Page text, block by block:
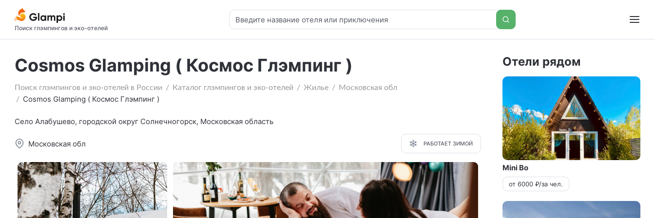
Поиск глэмпингов и эко-отелей
Cosmos Glamping ( Космос Глэмпинг )
Поиск глэмпингов и эко-отелей в России Каталог глэмпингов и эко-отелей Жилье Московская обл
Cosmos Glamping ( Космос Глэмпинг )
Село Алабушево, городской округ Солнечногорск, Московская область
Московская обл РАБОТАЕТ ЗИМОЙ
Отели рядом
Mini Bo
от 6000 ₽/за чел.